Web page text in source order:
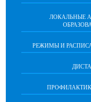
ЛОКАЛЬНЫЕ
РЕЖИМЫ И